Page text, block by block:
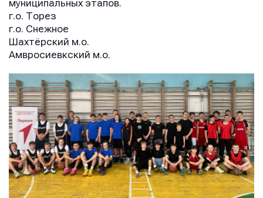
муниципальных этапов.
г.о. Торез
г.о. Снежное
Шахтёрский м.о.
Амвросиевкский м.о.